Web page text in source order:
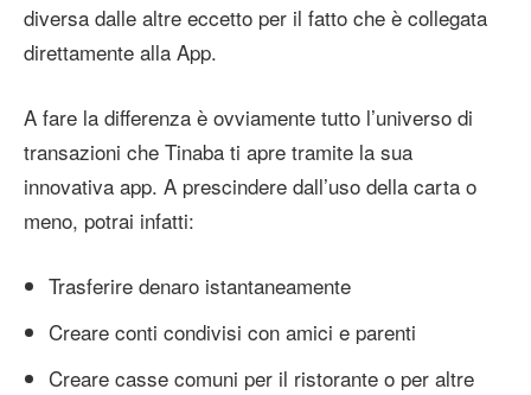
diversa dalle altre eccetto per il fatto che è collegata
direttamente alla App.
A fare la differenza è ovviamente tutto l’universo di
transazioni che Tinaba ti apre tramite la sua
innovativa app. A prescindere dall’uso della carta o
meno, potrai infatti:
Trasferire denaro istantaneamente
Creare conti condivisi con amici e parenti
Creare casse comuni per il ristorante o per altre